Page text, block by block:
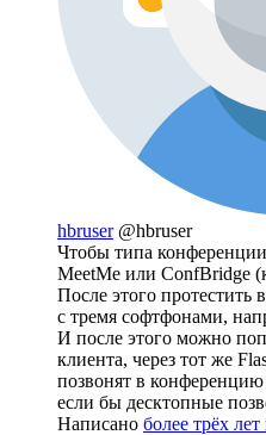
hbruser @hbruser
Чтобы типа
MeetMe или ConfBridge
После этого
с тремя софтфонами,
И после этого можно
клиента, через тот же
позвонят в
если бы десктопные
Написано более трёх лет